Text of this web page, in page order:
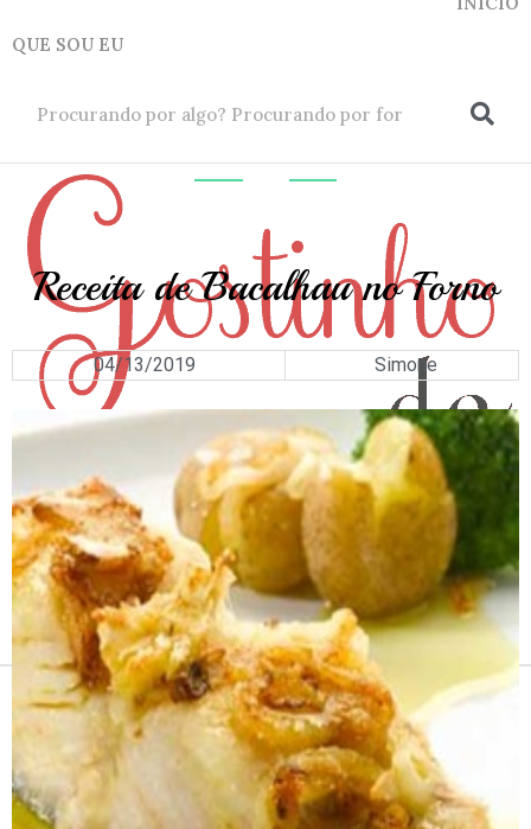
QUE SOU EU
Receitas e vinhos
Receita de Bacalhau no Forno
04/13/2019 Simone